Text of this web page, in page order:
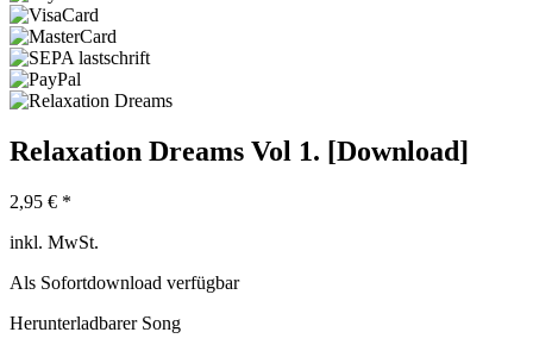
Relaxation Dreams Vol 1. [Download]
2,95 € *
inkl. MwSt.
Als Sofortdownload verfügbar
Herunterladbarer Song